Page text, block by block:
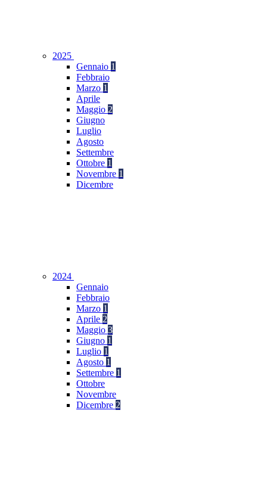
2025
Gennaio 1
Febbraio
Marzo 1
Aprile
Maggio 2
Giugno
Luglio
Agosto
Settembre
Ottobre 1
Novembre 1
Dicembre
2024
Gennaio
Febbraio
Marzo 1
Aprile 2
Maggio 3
Giugno 1
Luglio 1
Agosto 1
Settembre 1
Ottobre
Novembre
Dicembre 2